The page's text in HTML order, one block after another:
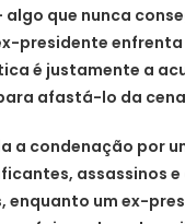
que nunca
presidente
é justamente a
afastá-lo da
a condenação por
assassinos
enquanto um ex-